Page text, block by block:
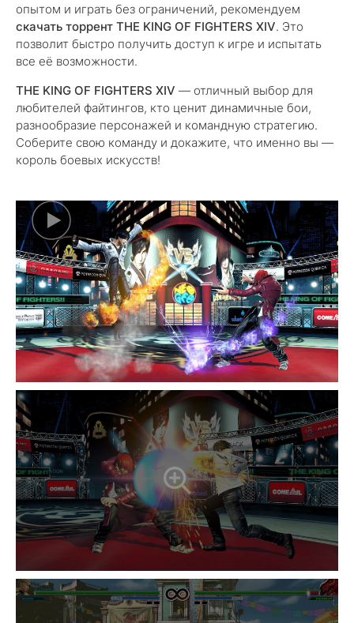
опытом и играть без ограничений, рекомендуем
скачать торрент THE KING OF FIGHTERS XIV. Это
позволит быстро получить доступ к игре и испытать
все её возможности.
THE KING OF FIGHTERS XIV — отличный выбор для
любителей файтингов, кто ценит динамичные бои,
разнообразие персонажей и командную стратегию.
Соберите свою команду и докажите, что именно вы —
король боевых искусств!